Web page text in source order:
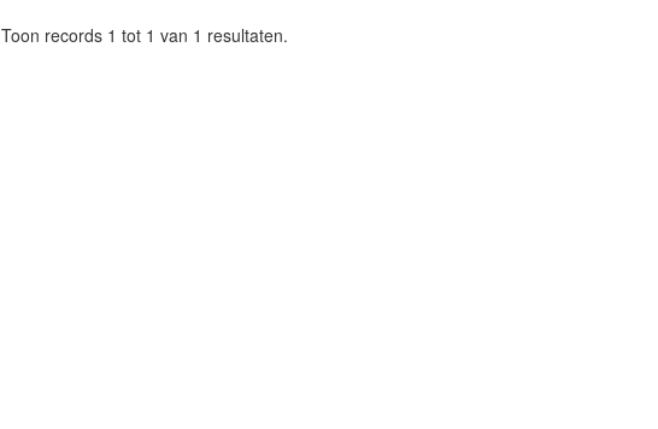
Toon records 1 tot 1 van 1 resultaten.